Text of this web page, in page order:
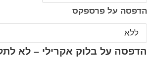
הדפסה על פרספקס
הדפסה על בלוק אקרילי – לא